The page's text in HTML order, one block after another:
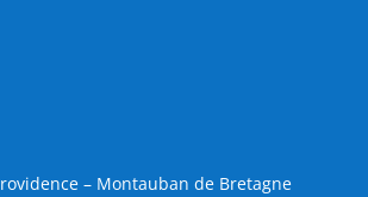
– Montauban de Bretagne